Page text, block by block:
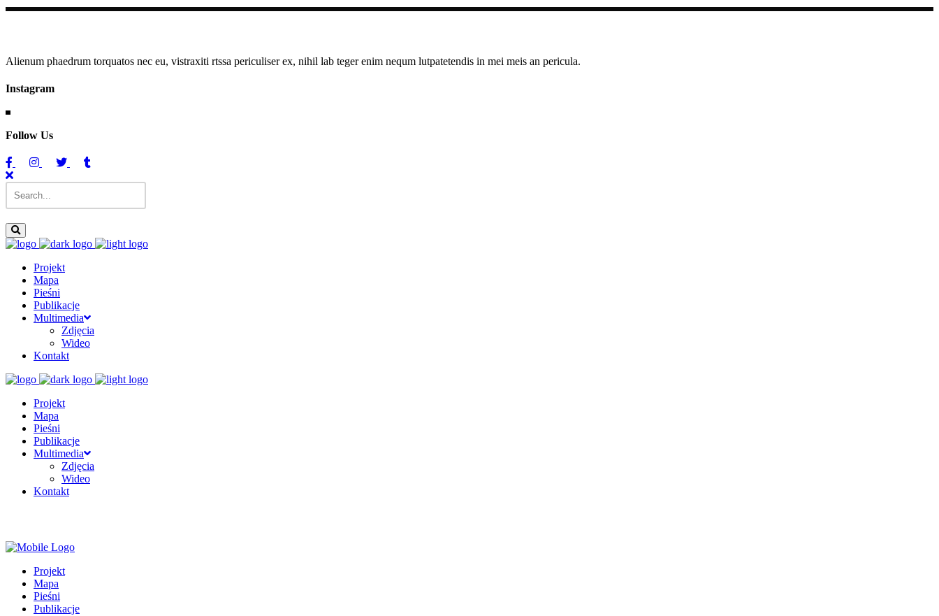
Alienum phaedrum torquatos nec eu, vistraxiti rtssa periculiser ex, nihil lab teger enim nequm lutpatetendis in mei meis an pericula.
Instagram
Follow Us
Projekt
Mapa
Pieśni
Publikacje
Multimedia
Zdjęcia
Wideo
Kontakt
Projekt
Mapa
Pieśni
Publikacje
Multimedia
Zdjęcia
Wideo
Kontakt
Projekt
Mapa
Pieśni
Publikacje